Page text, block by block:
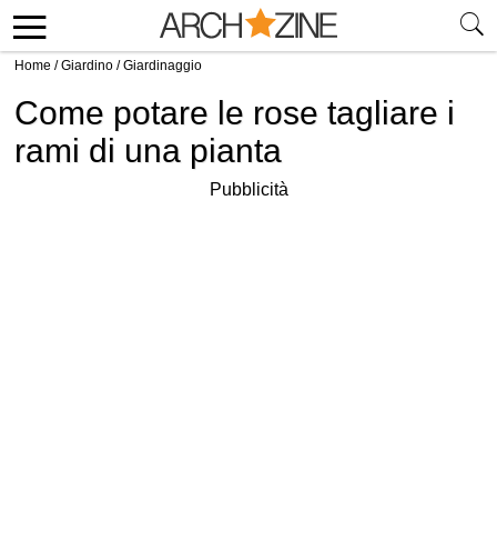
Home /Giardino /Giardinaggio
Come potare le rose tagliare i
rami di una pianta
Pubblicità